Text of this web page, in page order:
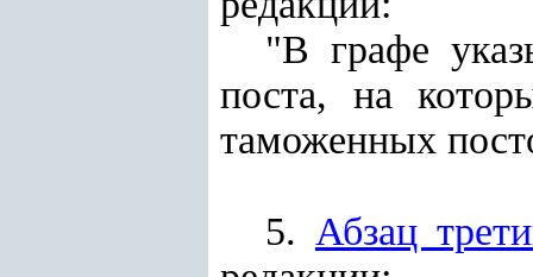
"В графе
поста, на
таможенных
5. Абзац